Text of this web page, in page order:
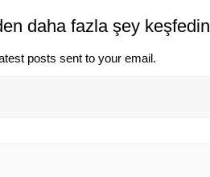
daha fazla şey keşfedin
posts sent to your email.